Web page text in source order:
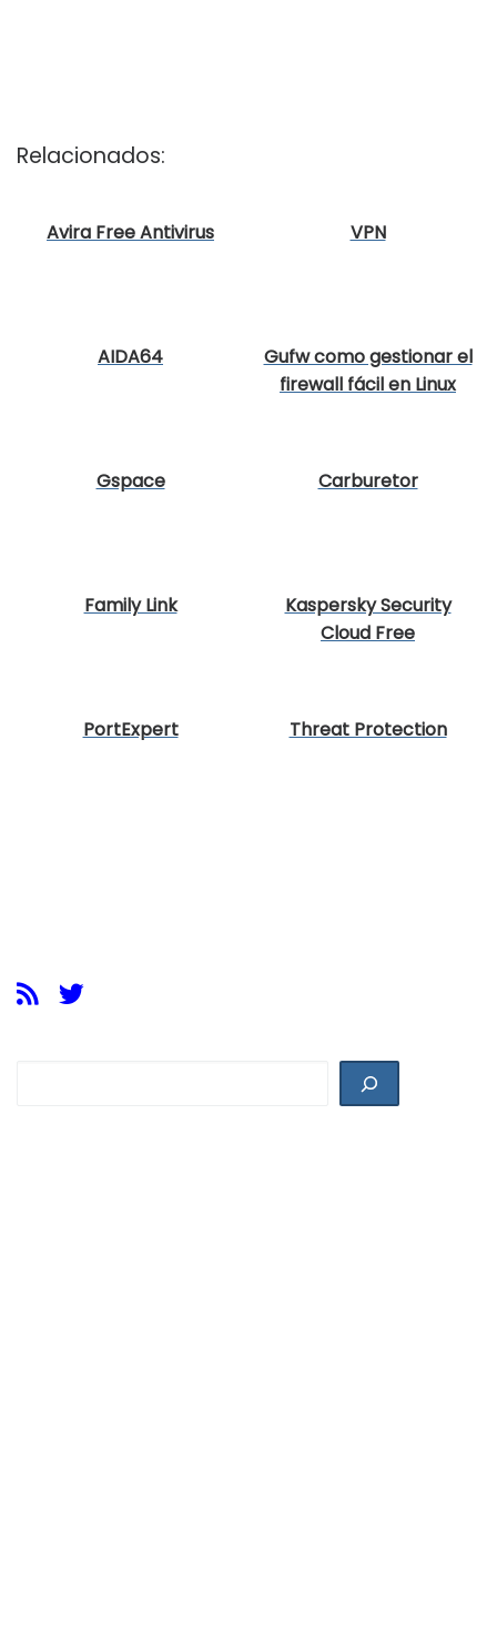
Relacionados:
Avira Free Antivirus VPN
AIDA64
Gufw como gestionar el
firewall fácil en Linux
Gspace Carburetor
Family Link
Kaspersky Security
Cloud Free
PortExpert Threat Protection